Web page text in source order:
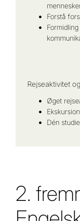
Forstå
Rejseaktivitet
Øget
Dén
2.